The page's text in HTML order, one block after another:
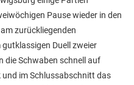
Pause wieder in den
zurückliegenden
Duell zweier
die Schwaben schnell auf
im Schlussabschnitt das